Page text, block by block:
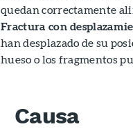
quedan correctamente
Fractura con
han desplazado de su
hueso o los fragmentos
Causa